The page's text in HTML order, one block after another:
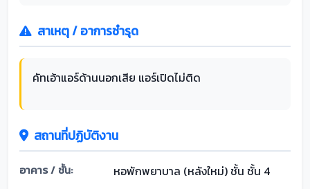
สาเหตุ / อาการชำรุด
คัทเอ้าแอร์ด้านนอกเสีย แอร์เปิดไม่ติด
สถานที่ปฏิบัติงาน
อาคาร / ชั้น: หอพักพยาบาล (หลังใหม่) ชั้น ชั้น 4